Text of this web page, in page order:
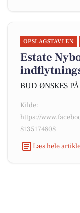
OPSLAGSTAVLEN
Estate
BUD ØNSKES
Kilde:
https://
8135174808
Læs hele